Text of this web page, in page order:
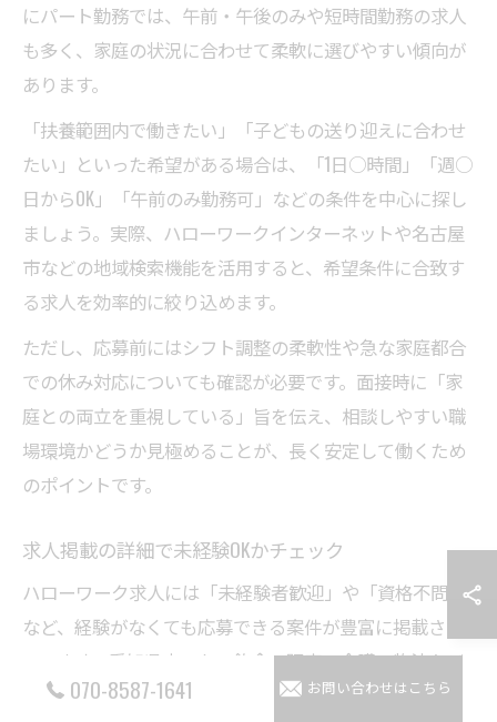
にパート勤務では、午前・午後のみや短時間勤務の求人
も多く、家庭の状況に合わせて柔軟に選びやすい傾向が
あります。
「扶養範囲内で働きたい」「子どもの送り迎えに合わせ
たい」といった希望がある場合は、「1日○時間」「週○
日からOK」「午前のみ勤務可」などの条件を中心に探し
ましょう。実際、ハローワークインターネットや名古屋
市などの地域検索機能を活用すると、希望条件に合致す
る求人を効率的に絞り込めます。
ただし、応募前にはシフト調整の柔軟性や急な家庭都合
での休み対応についても確認が必要です。面接時に「家
庭との両立を重視している」旨を伝え、相談しやすい職
場環境かどうか見極めることが、長く安定して働くため
のポイントです。
求人掲載の詳細で未経験OKかチェック
ハローワーク求人には「未経験者歓迎」や「資格不問」
など、経験がなくても応募できる案件が豊富に掲載され
ています。愛知県内でも、飲食・販売・介護・物流など
幅広い業種で未経験OKの高時給パートが見つかります。
070-8587-1641 お問い合わせはこちら